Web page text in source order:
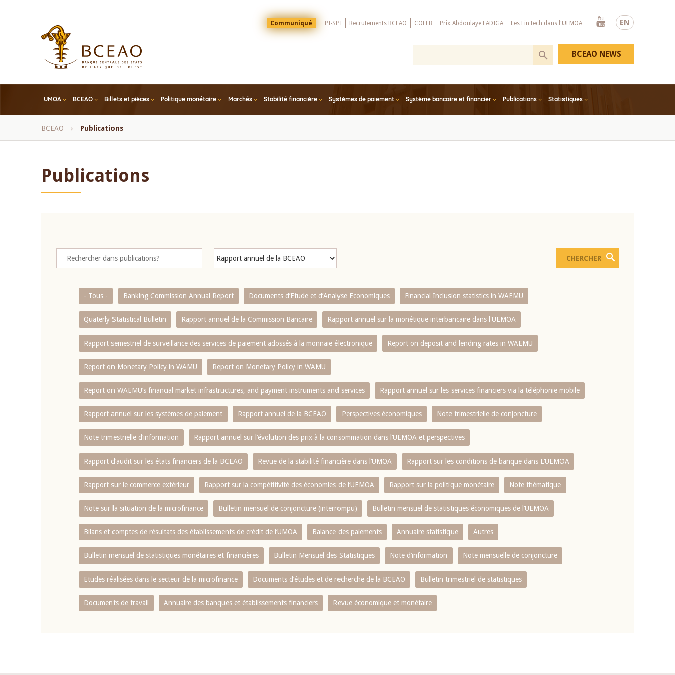
EN
Menu
Top
Communiqué PI-SPI Recrutements BCEAO COFEB Prix Abdoulaye FADIGA Les FinTech dans l'UEMOA
Youtube
UMOA BCEAO Billets et pièces Politique monétaire Marchés Stabilité financière Systèmes de paiement Système bancaire et financier Publications Statistiques
BCEAO NEWS
Fil
BCEAO Publications
Publications
- Tous - Banking Commission Annual Report Documents d’Etude et d’Analyse Economiques Financial Inclusion statistics in WAEMU
Quaterly Statistical Bulletin Rapport annuel de la Commission Bancaire Rapport annuel sur la monétique interbancaire dans l'UEMOA
Rapport semestriel de surveillance des services de paiement adossés à la monnaie électronique Report on deposit and lending rates in WAEMU
Report on Monetary Policy in WAMU Report on Monetary Policy in WAMU
Report on WAEMU’s financial market infrastructures, and payment instruments and services Rapport annuel sur les services financiers via la téléphonie mobile
Rapport annuel sur les systèmes de paiement Rapport annuel de la BCEAO Perspectives économiques Note trimestrielle de conjoncture
Note trimestrielle d‘information Rapport annuel sur l‘évolution des prix à la consommation dans l‘UEMOA et perspectives
Rapport d‘audit sur les états financiers de la BCEAO Revue de la stabilité financière dans l‘UMOA Rapport sur les conditions de banque dans L‘UEMOA
Rapport sur le commerce extérieur Rapport sur la compétitivité des économies de l‘UEMOA Rapport sur la politique monétaire Note thématique
Note sur la situation de la microfinance Bulletin mensuel de conjoncture (interrompu) Bulletin mensuel de statistiques économiques de l‘UEMOA
Bilans et comptes de résultats des établissements de crédit de l‘UMOA Balance des paiements Annuaire statistique Autres
Bulletin mensuel de statistiques monétaires et financières Bulletin Mensuel des Statistiques Note d’information Note mensuelle de conjoncture
Etudes réalisées dans le secteur de la microfinance Documents d’études et de recherche de la BCEAO Bulletin trimestriel de statistiques
Documents de travail Annuaire des banques et établissements financiers Revue économique et monétaire